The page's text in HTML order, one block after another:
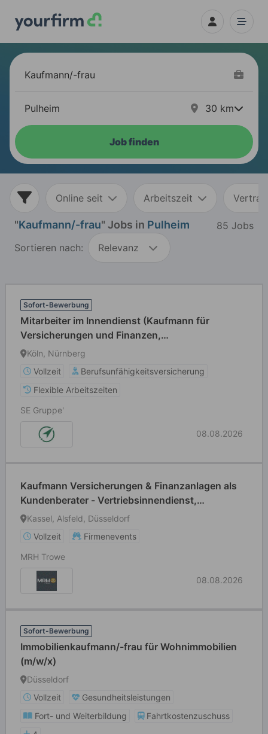
30 km
Job finden
Online seit Arbeitszeit
"Kaufmann/-frau" Jobs in Pulheim
85 Jobs
Sortieren nach:
Relevanz
Sofort-Bewerbung
Mitarbeiter im Innendienst (Kaufmann für
Versicherungen und Finanzen,
Versicherungsfachmann, o.Ä.) (m/w/d)
Köln, Nürnberg
Vollzeit
Berufsunfähigkeitsversicherung
Flexible Arbeitszeiten
SE Gruppe'
08.08.2026
Kaufmann Versicherungen & Finanzanlagen als
Kundenberater - Vertriebsinnendienst,
gewerbliche Versicherungen (w/m/d)
Kassel, Alsfeld, Düsseldorf
Vollzeit
Firmenevents
MRH Trowe
08.08.2026
Sofort-Bewerbung
Immobilienkaufmann/-frau für Wohnimmobilien
(m/w/x)
Düsseldorf
Vollzeit
Gesundheitsleistungen
Fort- und Weiterbildung
Fahrtkostenzuschuss